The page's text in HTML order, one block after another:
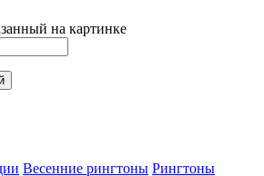
на картинке
Весенние рингтоны Рингтоны